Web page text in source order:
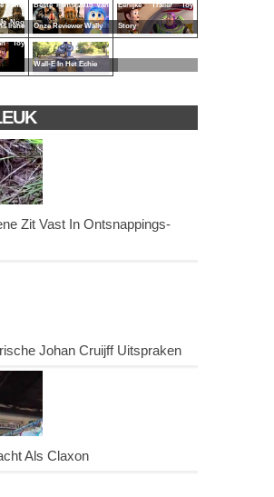
Films
Irene
Beste Films 2015 Van
Onze Reviewer Wally
Eerlijke Trailer Toy
Story
Nog
Toy
Wall-E In Het Echie
Zit Vast In Ontsnappings-
Johan Cruijff Uitspraken
Als Claxon